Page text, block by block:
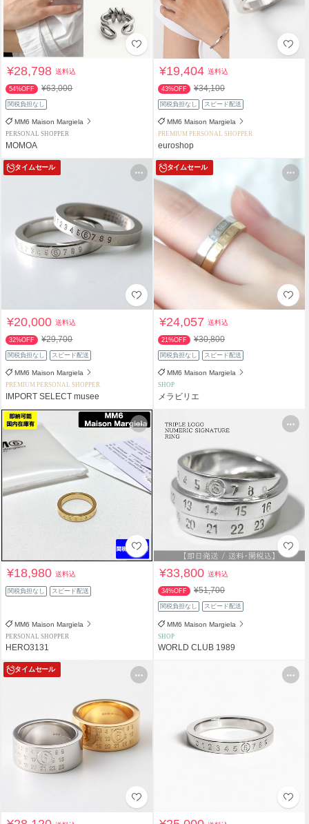
¥28,798送料込
54%OFF ¥63,000
関税負担なし
MM6 Maison Margiela
PERSONAL SHOPPER
MOMOA
¥19,404送料込
43%OFF ¥34,100
関税負担なし スピード配送
MM6 Maison Margiela
PREMIUM PERSONAL SHOPPER
euroshop
タイムセール
¥20,000送料込
32%OFF ¥29,700
関税負担なし スピード配送
MM6 Maison Margiela
PREMIUM PERSONAL SHOPPER
IMPORT SELECT musee
タイムセール
¥24,057送料込
21%OFF ¥30,800
関税負担なし スピード配送
MM6 Maison Margiela
SHOP
メラビリエ
¥18,980送料込
関税負担なし スピード配送
MM6 Maison Margiela
PERSONAL SHOPPER
HERO3131
¥33,800送料込
34%OFF ¥51,700
関税負担なし スピード配送
MM6 Maison Margiela
SHOP
WORLD CLUB 1989
タイムセール